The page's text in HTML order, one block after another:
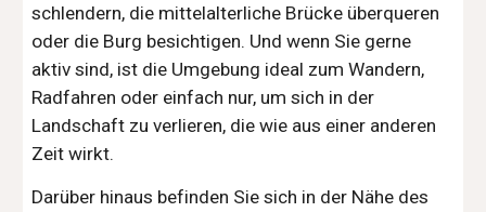
schlendern, die mittelalterliche Brücke überqueren
oder die Burg besichtigen. Und wenn Sie gerne
aktiv sind, ist die Umgebung ideal zum Wandern,
Radfahren oder einfach nur, um sich in der
Landschaft zu verlieren, die wie aus einer anderen
Zeit wirkt.
Darüber hinaus befinden Sie sich in der Nähe des